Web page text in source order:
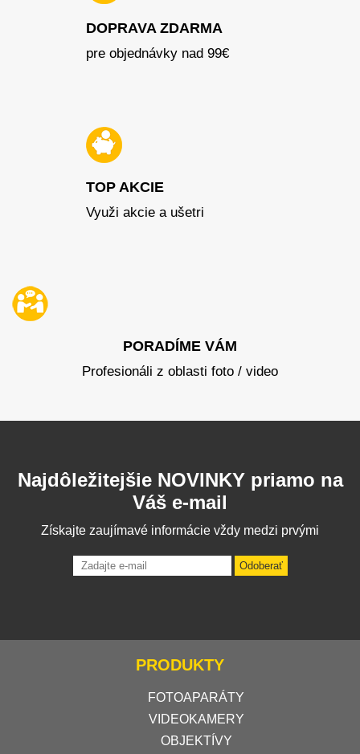
DOPRAVA ZDARMA
pre objednávky nad 99€
TOP AKCIE
Využi akcie a ušetri
PORADÍME VÁM
Profesionáli z oblasti foto / video
Najdôležitejšie NOVINKY priamo na
Váš e-mail
Získajte zaujímavé informácie vždy medzi prvými
Odoberať
PRODUKTY
FOTOAPARÁTY
VIDEOKAMERY
OBJEKTÍVY